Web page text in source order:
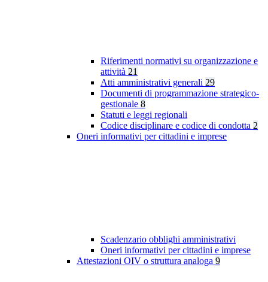
Riferimenti normativi su organizzazione e
attività 21
Atti amministrativi generali 29
Documenti di programmazione strategico-
gestionale 8
Statuti e leggi regionali
Codice disciplinare e codice di condotta 2
Oneri informativi per cittadini e imprese
Scadenzario obblighi amministrativi
Oneri informativi per cittadini e imprese
Attestazioni OIV o struttura analoga 9